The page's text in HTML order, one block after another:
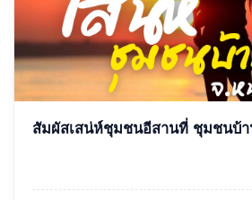
บ้านเดื่อ จ.หนองคาย
สัมผัสเสน่ห์ชุมชนอีสานที่ ชุมชนบ้า